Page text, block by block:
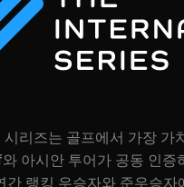
시리즈는 골프에서 가장 가
아시안 투어가 공동 인증
간 랭킹 우승자와 준우승